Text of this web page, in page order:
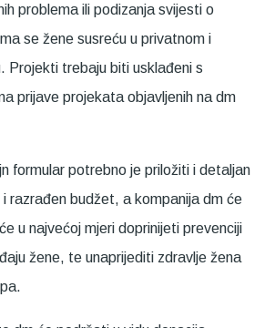
problema ili podizanja svijesti o
se žene susreću u privatnom i
Projekti trebaju biti usklađeni s
prijave projekata objavljenih na dm
formular potrebno je priložiti i detaljan
razrađen budžet, a kompanija dm će
u najvećoj mjeri doprinijeti prevenciji
žene, te unaprijediti zdravlje žena